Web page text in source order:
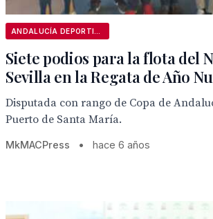
Siete podios para la flota del
Sevilla en la Regata de Año
Disputada con rango de Copa de
Puerto de Santa María.
MkMACPress • hace 6 años